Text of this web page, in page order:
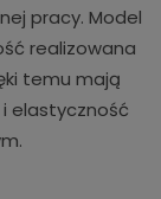
pracy. Model
realizowana
temu mają
elastyczność